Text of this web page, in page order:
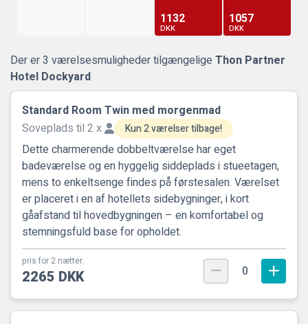
1132
DKK
1057
DKK
Der er 3 værelsesmuligheder tilgængelige Thon Partner
Hotel Dockyard
Standard Room Twin med morgenmad
Soveplads til 2 x
Kun 2 værelser tilbage!
Dette charmerende dobbeltværelse har eget
badeværelse og en hyggelig siddeplads i stueetagen,
mens to enkeltsenge findes på førstesalen. Værelset
er placeret i en af hotellets sidebygninger, i kort
gåafstand til hovedbygningen – en komfortabel og
stemningsfuld base for opholdet.
pris for 2 nætter.
2265 DKK 0